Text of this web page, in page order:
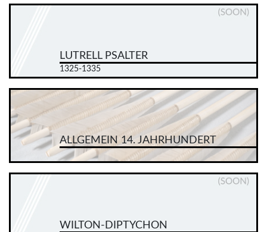
LUTRELL PSALTER
1325-1335
ALLGEMEIN 14. JAHRHUNDERT
WILTON-DIPTYCHON